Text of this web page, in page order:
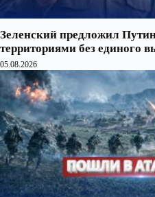
Зеленский предложил
территориями без единого
05.08.2026